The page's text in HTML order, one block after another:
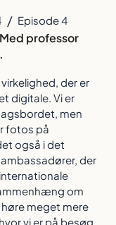
RYD (0)
/ Episode 4
professor
der er
digitale. Vi er
men
fotos på
også i det
der
om
meget mere
vi er på besøg